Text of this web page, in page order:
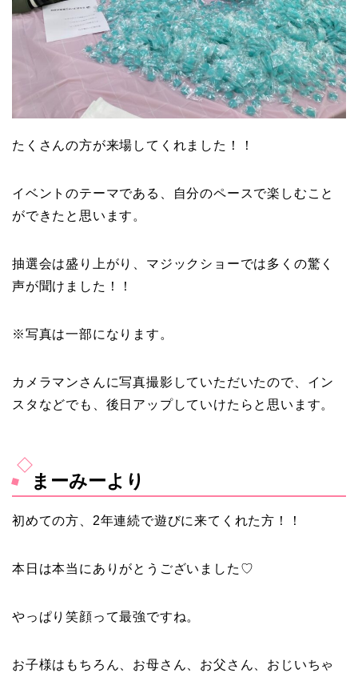
たくさんの方が来場してくれました！！
イベントのテーマである、自分のペースで楽しむこと
ができたと思います。
抽選会は盛り上がり、マジックショーでは多くの驚く
声が聞けました！！
※写真は一部になります。
カメラマンさんに写真撮影していただいたので、イン
スタなどでも、後日アップしていけたらと思います。
まーみーより
初めての方、2年連続で遊びに来てくれた方！！
本日は本当にありがとうございました♡
やっぱり笑顔って最強ですね。
お子様はもちろん、お母さん、お父さん、おじいちゃ